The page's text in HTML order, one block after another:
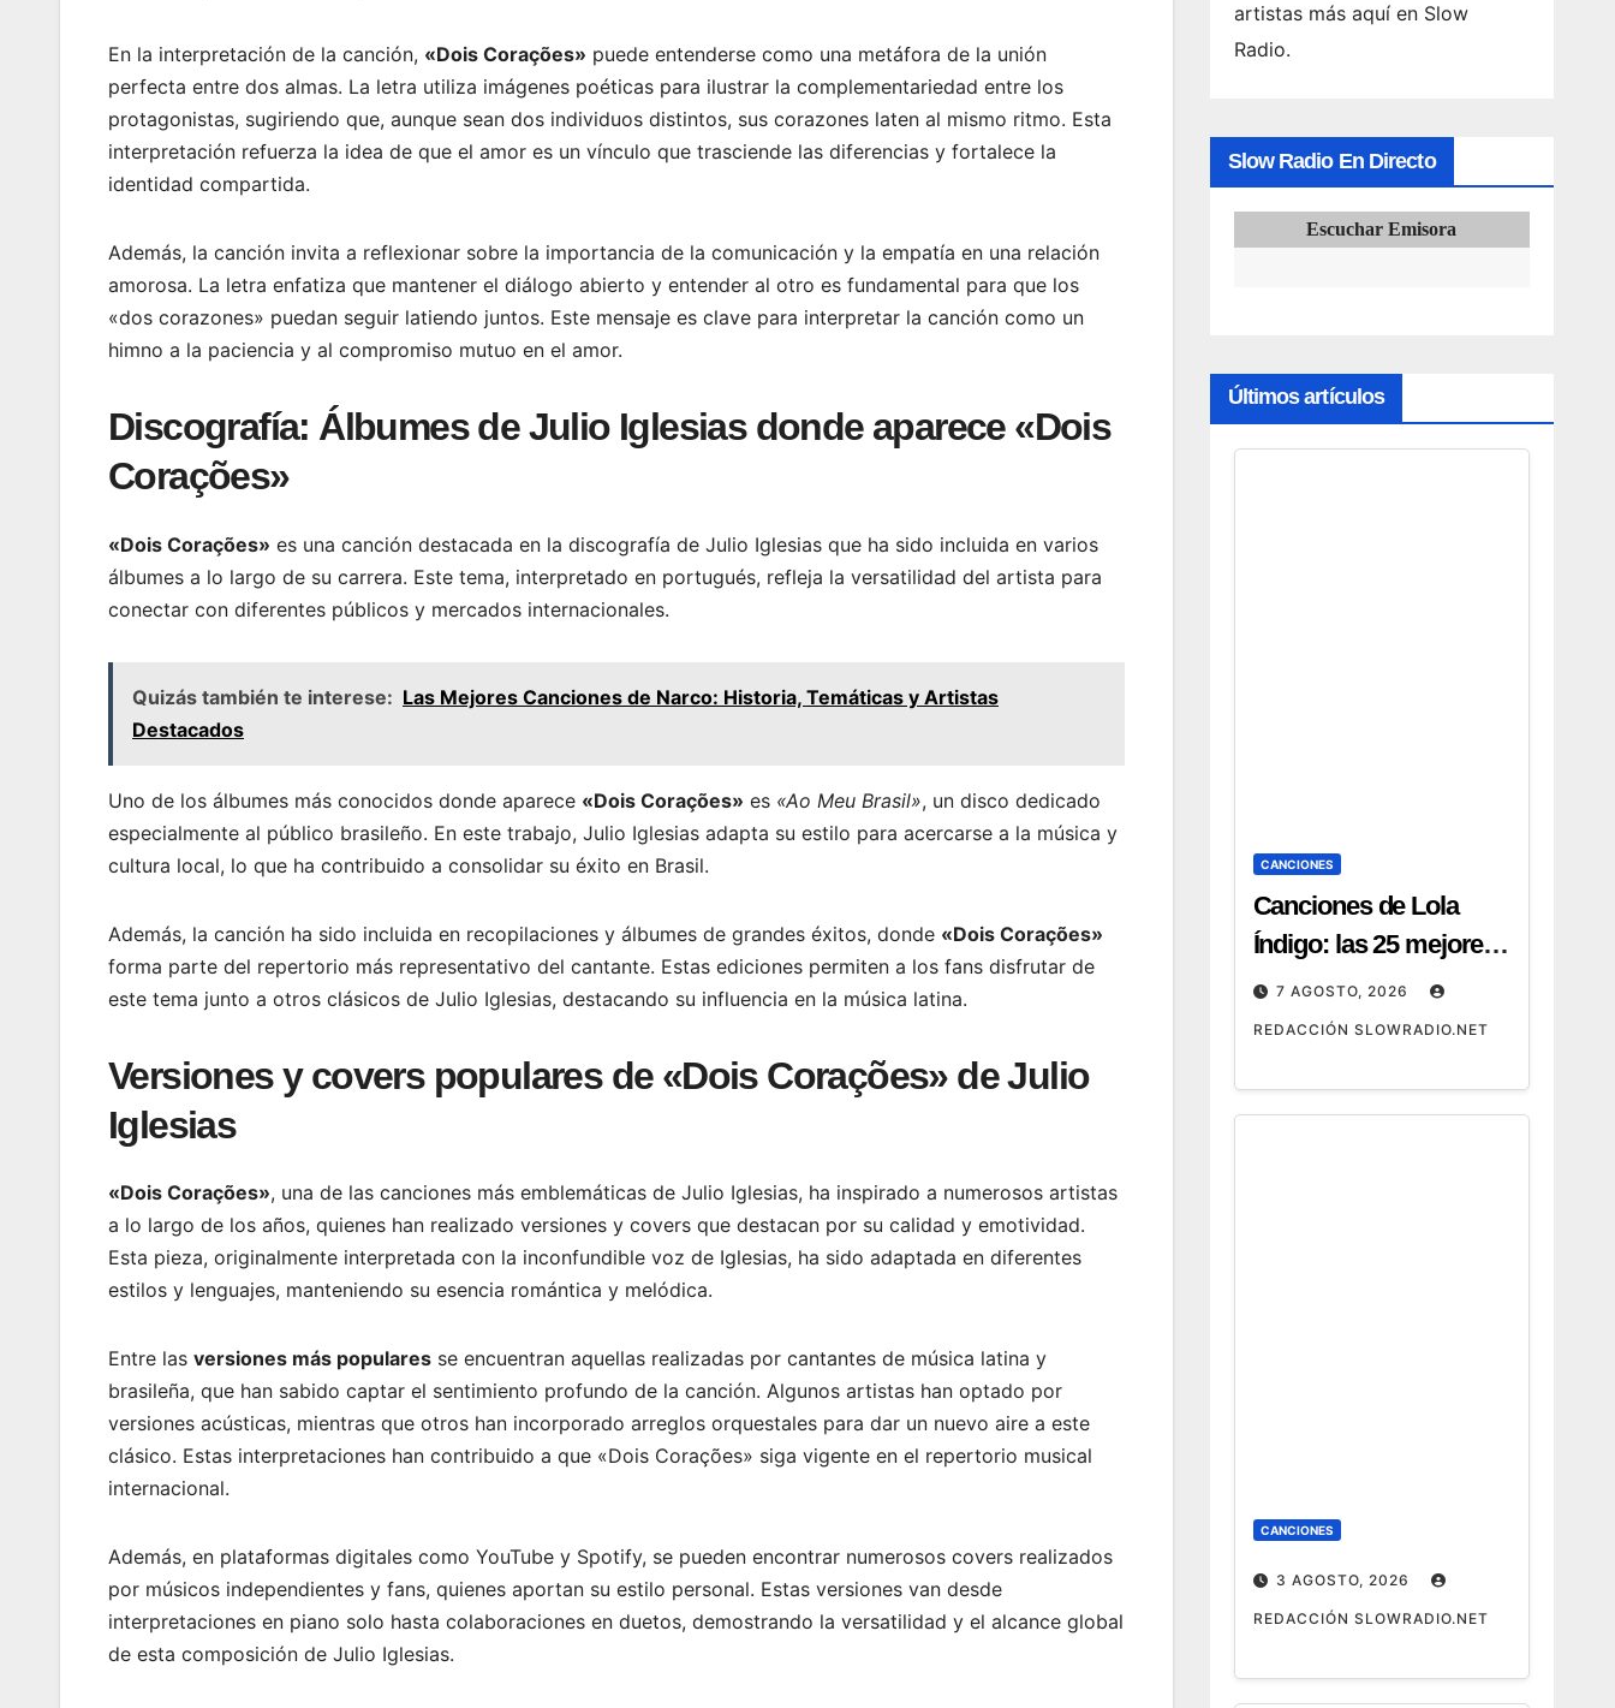
En la interpretación de la canción, «Dois Corações» puede entenderse como una metáfora de la unión
perfecta entre dos almas. La letra utiliza imágenes poéticas para ilustrar la complementariedad entre los
protagonistas, sugiriendo que, aunque sean dos individuos distintos, sus corazones laten al mismo ritmo. Esta
interpretación refuerza la idea de que el amor es un vínculo que trasciende las diferencias y fortalece la
identidad compartida.
Además, la canción invita a reflexionar sobre la importancia de la comunicación y la empatía en una relación
amorosa. La letra enfatiza que mantener el diálogo abierto y entender al otro es fundamental para que los
«dos corazones» puedan seguir latiendo juntos. Este mensaje es clave para interpretar la canción como un
himno a la paciencia y al compromiso mutuo en el amor.
Discografía: Álbumes de Julio Iglesias donde aparece «Dois
Corações»
«Dois Corações» es una canción destacada en la discografía de Julio Iglesias que ha sido incluida en varios
álbumes a lo largo de su carrera. Este tema, interpretado en portugués, refleja la versatilidad del artista para
conectar con diferentes públicos y mercados internacionales.
Quizás también te interese: Las Mejores Canciones de Narco: Historia, Temáticas y Artistas
Destacados
Uno de los álbumes más conocidos donde aparece «Dois Corações» es «Ao Meu Brasil», un disco dedicado
especialmente al público brasileño. En este trabajo, Julio Iglesias adapta su estilo para acercarse a la música y
cultura local, lo que ha contribuido a consolidar su éxito en Brasil.
Además, la canción ha sido incluida en recopilaciones y álbumes de grandes éxitos, donde «Dois Corações»
forma parte del repertorio más representativo del cantante. Estas ediciones permiten a los fans disfrutar de
este tema junto a otros clásicos de Julio Iglesias, destacando su influencia en la música latina.
Versiones y covers populares de «Dois Corações» de Julio
Iglesias
«Dois Corações», una de las canciones más emblemáticas de Julio Iglesias, ha inspirado a numerosos artistas
a lo largo de los años, quienes han realizado versiones y covers que destacan por su calidad y emotividad.
Esta pieza, originalmente interpretada con la inconfundible voz de Iglesias, ha sido adaptada en diferentes
estilos y lenguajes, manteniendo su esencia romántica y melódica.
Entre las versiones más populares se encuentran aquellas realizadas por cantantes de música latina y
brasileña, que han sabido captar el sentimiento profundo de la canción. Algunos artistas han optado por
versiones acústicas, mientras que otros han incorporado arreglos orquestales para dar un nuevo aire a este
clásico. Estas interpretaciones han contribuido a que «Dois Corações» siga vigente en el repertorio musical
internacional.
Además, en plataformas digitales como YouTube y Spotify, se pueden encontrar numerosos covers realizados
por músicos independientes y fans, quienes aportan su estilo personal. Estas versiones van desde
interpretaciones en piano solo hasta colaboraciones en duetos, demostrando la versatilidad y el alcance global
de esta composición de Julio Iglesias.
artistas más aquí en Slow
Radio.
Slow Radio En Directo
Escuchar Emisora
Últimos artículos
CANCIONES
Canciones de Lola
Índigo: las 25 mejores,
letras y vídeos
7 AGOSTO, 2026
REDACCIÓN SLOWRADIO.NET
CANCIONES
3 AGOSTO, 2026
REDACCIÓN SLOWRADIO.NET